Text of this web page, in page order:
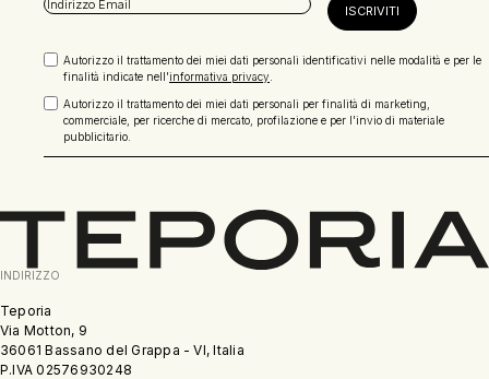
Autorizzo il trattamento dei miei dati personali identificativi nelle modalità e per le
finalità indicate nell'informativa privacy
Autorizzo il trattamento dei miei dati personali per finalità di marketing,
commerciale, per ricerche di mercato, profilazione e per l'invio di materiale
pubblicitario.
INDIRIZZO
Teporia
Via Motton, 9
36061 Bassano del Grappa - VI, Italia
P.IVA 02576930248